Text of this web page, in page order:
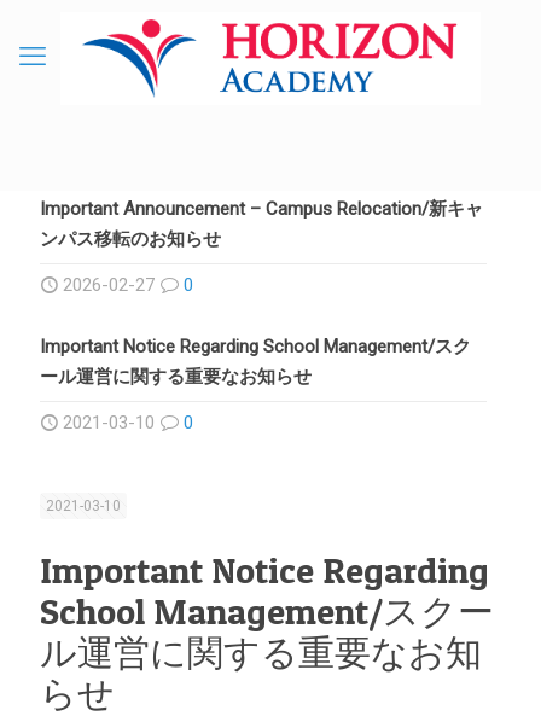
Important Announcement – Campus Relocation/新キャ
ンパス移転のお知らせ
2026-02-27 0
Important Notice Regarding School Management/スク
ール運営に関する重要なお知らせ
2021-03-10 0
2021-03-10
Important Notice Regarding
School Management/スクー
ル運営に関する重要なお知
らせ